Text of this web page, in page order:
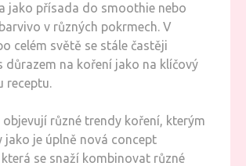
jako přísada do smoothie nebo
v různých pokrmech. V
celém světě se stále častěji
důrazem na koření jako na klíčový
receptu.
objevují různé trendy koření, kterým
jako je úplně nová concept
která se snaží kombinovat různé